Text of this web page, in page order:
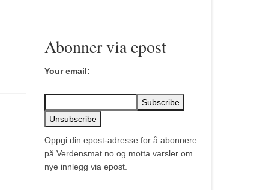
Abonner via epost
Your email:
Oppgi din epost-adresse for å abonnere
på Verdensmat.no og motta varsler om
nye innlegg via epost.